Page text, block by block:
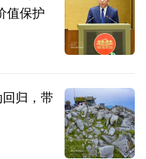
值保护
归，带